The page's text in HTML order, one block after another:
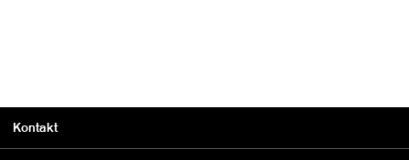
Kontakt